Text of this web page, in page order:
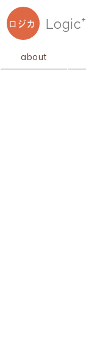
ロジカ Logic+
about